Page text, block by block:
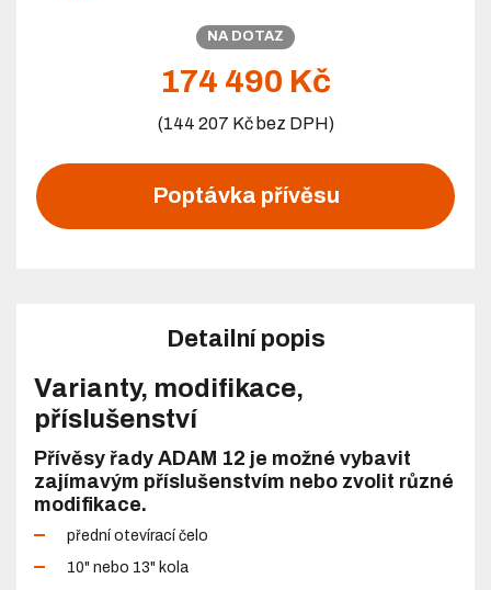
NA DOTAZ
174 490 Kč
(144 207 Kč bez DPH)
Poptávka přívěsu
Detailní popis
Varianty, modifikace,
příslušenství
Přívěsy řady ADAM 12 je možné vybavit
zajímavým příslušenstvím nebo zvolit různé
modifikace.
přední otevírací čelo
10" nebo 13" kola